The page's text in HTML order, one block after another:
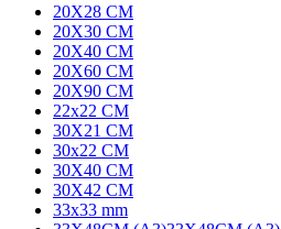
20X28 CM
20X30 CM
20X40 CM
20X60 CM
20X90 CM
22x22 CM
30X21 CM
30x22 CM
30X40 CM
30X42 CM
33x33 mm